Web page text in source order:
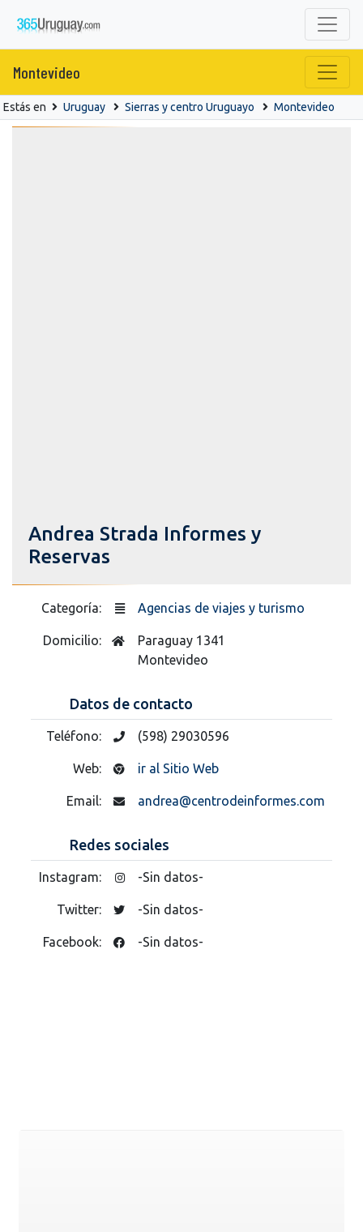
Montevideo
Estás en Uruguay Sierras y centro Uruguayo Montevideo
Andrea Strada Informes y
Reservas
Categoría: Agencias de viajes y turismo
Domicilio:
Paraguay 1341
Montevideo
Datos de contacto
Teléfono: (598) 29030596
Web: ir al Sitio Web
Email: andrea@centrodeinformes.com
Redes sociales
Instagram: -Sin datos-
Twitter: -Sin datos-
Facebook: -Sin datos-